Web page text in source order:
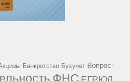
Банкротство Бухучет Вопрос-